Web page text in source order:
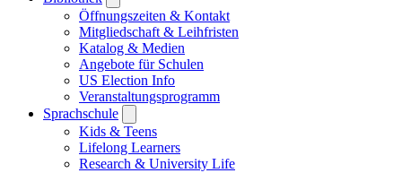
submenu
Öffnungszeiten & Kontakt
Mitgliedschaft & Leihfristen
Katalog & Medien
Angebote für Schulen
US Election Info
Veranstaltungsprogramm
Sprachschule
submenu
Kids & Teens
Lifelong Learners
Research & University Life